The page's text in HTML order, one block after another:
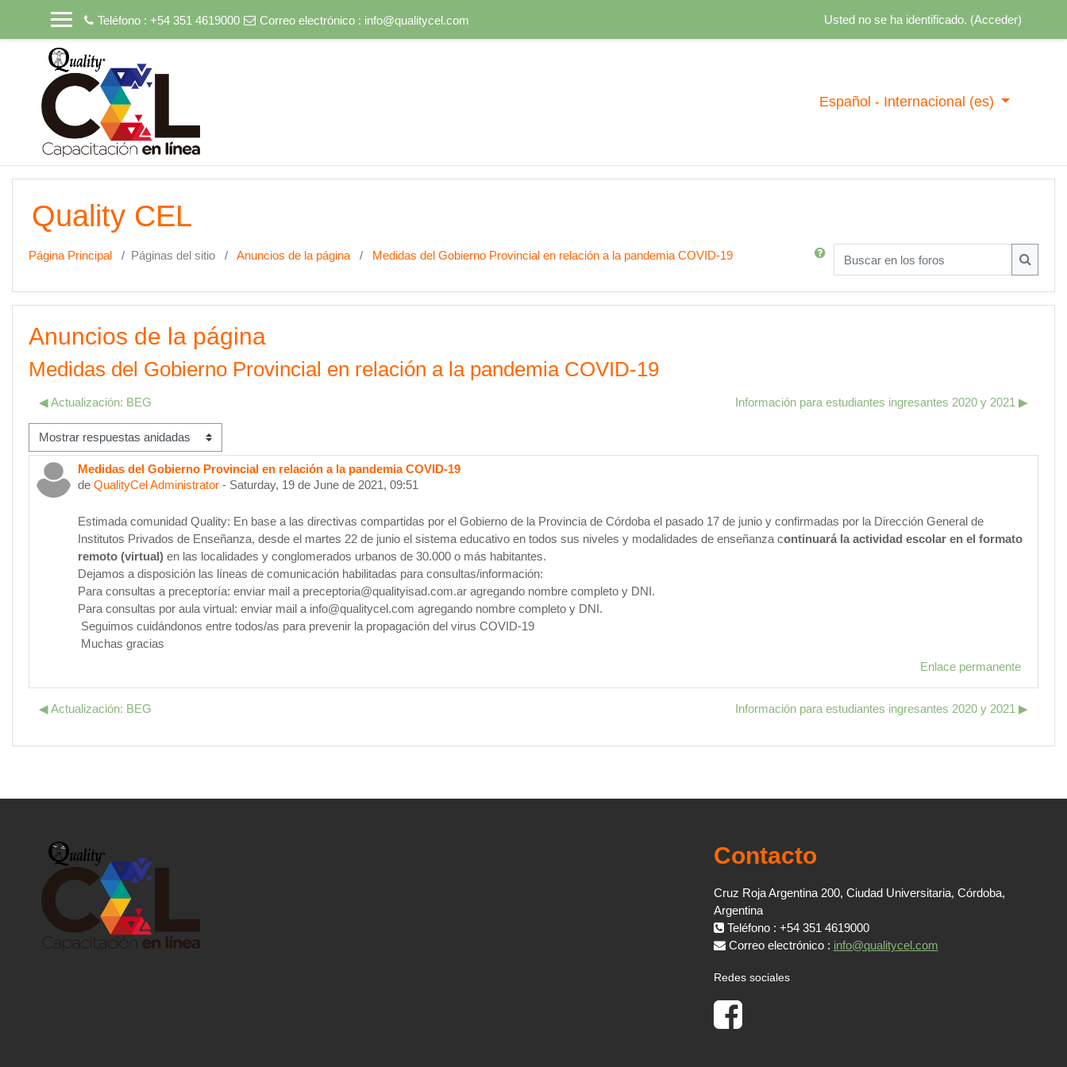
Teléfono : +54 351 4619000
Correo electrónico : info@qualitycel.com Usted no se ha identificado. (Acceder)
Español - Internacional ‎(es)‎
Quality CEL
Página Principal Páginas del sitio Anuncios de la página
Medidas del Gobierno Provincial en relación a la pandemia COVID-19
Buscar
Anuncios de la página
Medidas del Gobierno Provincial en relación a la pandemia COVID-19
◀︎ Actualización: BEG Información para estudiantes ingresantes 2020 y 2021 ▶︎
modo
Medidas del Gobierno Provincial en relación a la pandemia COVID-19
de QualityCel Administrator - Saturday, 19 de June de 2021, 09:51
Número de respuestas: 0
Estimada comunidad Quality: En base a las directivas compartidas por el Gobierno de la Provincia de Córdoba el pasado 17 de junio y confirmadas por la Dirección General de
Institutos Privados de Enseñanza, desde el martes 22 de junio el sistema educativo en todos sus niveles y modalidades de enseñanza continuará la actividad escolar en el formato
remoto (virtual) en las localidades y conglomerados urbanos de 30.000 o más habitantes.
Dejamos a disposición las líneas de comunicación habilitadas para consultas/información:
Para consultas a preceptoría: enviar mail a preceptoria@qualityisad.com.ar agregando nombre completo y DNI.
Para consultas por aula virtual: enviar mail a info@qualitycel.com agregando nombre completo y DNI.
Seguimos cuidándonos entre todos/as para prevenir la propagación del virus COVID-19
Muchas gracias
Enlace permanente
◀︎ Actualización: BEG Información para estudiantes ingresantes 2020 y 2021 ▶︎
Contacto
Cruz Roja Argentina 200, Ciudad Universitaria, Córdoba,
Argentina
Teléfono : +54 351 4619000
Correo electrónico : info@qualitycel.com
Redes sociales